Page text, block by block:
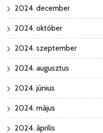
2024. december
2024. október
2024. szeptember
2024. augusztus
2024. június
2024. május
2024. április